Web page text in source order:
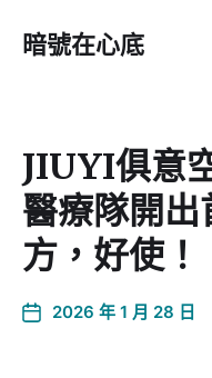
暗號在心底
JIUYI俱意
醫療隊開
方，好使！
2026 年 1 月 28 日